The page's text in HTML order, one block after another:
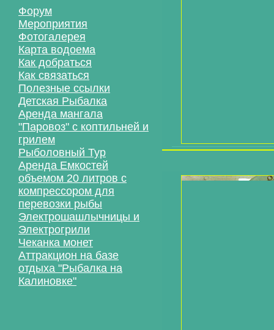
Форум
Мероприятия
Фотогалерея
Карта водоема
Как добраться
Как связаться
Полезные ссылки
Детская Рыбалка
Аренда мангала
"Паровоз" с коптильней и
грилем
Рыболовный Тур
Аренда Емкостей
объемом 20 литров с
компрессором для
перевозки рыбы
Электрошашлычницы и
Электрогрили
Чеканка монет
Аттракцион на базе
отдыха "Рыбалка на
Калиновке"